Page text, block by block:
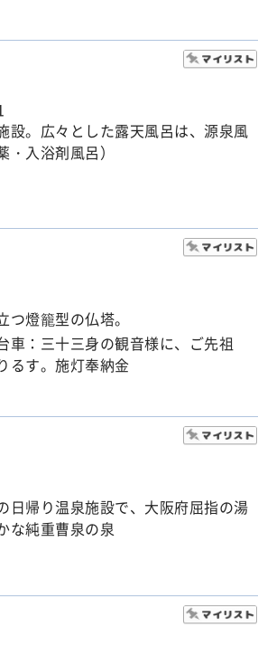
設。広々とした露天風呂は、源泉風
入浴剤風呂）
燈籠型の仏塔。
車：三十三身の観音様に、ご先祖
るす。施灯奉納金
日帰り温泉施設で、大阪府屈指の湯
な純重曹泉の泉